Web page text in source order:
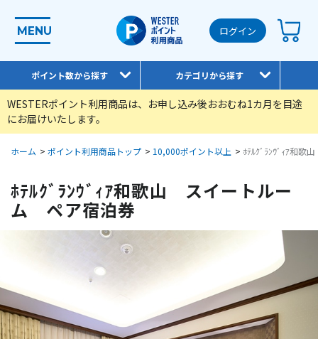
MENU ログイン
ポイント数から探す カテゴリから探す
WESTERポイント利用商品は、お申し込み後おおむね1カ月を目途
にお届けいたします。
ホーム > ポイント利用商品トップ > 10,000ポイント以上 > ﾎﾃﾙｸﾞﾗﾝｳﾞｨｱ和
ﾎﾃﾙｸﾞﾗﾝｳﾞｨｱ和歌山 スイートルー
ム ペア宿泊券